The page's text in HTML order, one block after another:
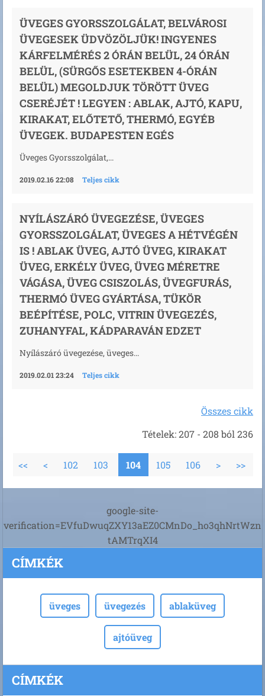
ÜVEGES GYORSSZOLGÁLAT, BELVÁROSI
ÜVEGESEK ÜDVÖZÖLJÜK! INGYENES
KÁRFELMÉRÉS 2 ÓRÁN BELÜL, 24 ÓRÁN
BELÜL, (SÜRGŐS ESETEKBEN 4-ÓRÁN
BELÜL) MEGOLDJUK TÖRÖTT ÜVEG
CSERÉJÉT ! LEGYEN : ABLAK, AJTÓ, KAPU,
KIRAKAT, ELŐTETŐ, THERMÓ, EGYÉB
ÜVEGEK. BUDAPESTEN EGÉS
Üveges Gyorsszolgálat,...
2019.02.16 22:08 Teljes cikk
NYÍLÁSZÁRÓ ÜVEGEZÉSE, ÜVEGES
GYORSSZOLGÁLAT, ÜVEGES A HÉTVÉGÉN
IS ! ABLAK ÜVEG, AJTÓ ÜVEG, KIRAKAT
ÜVEG, ERKÉLY ÜVEG, ÜVEG MÉRETRE
VÁGÁSA, ÜVEG CSISZOLÁS, ÜVEGFURÁS,
THERMÓ ÜVEG GYÁRTÁSA, TÜKÖR
BEÉPÍTÉSE, POLC, VITRIN ÜVEGEZÉS,
ZUHANYFAL, KÁDPARAVÁN EDZET
Nyílászáró üvegezése, üveges...
2019.02.01 23:24 Teljes cikk
Összes cikk
Tételek: 207 - 208 ból 236
<< < 102 103 104 105 106 > >>
google-site-
verification=EVfuDwuqZXY13aEZ0CMnDo_ho3qhNrtWzn
tAMTrqXI4
CÍMKÉK
üveges üvegezés ablaküveg
ajtóüveg
CÍMKÉK